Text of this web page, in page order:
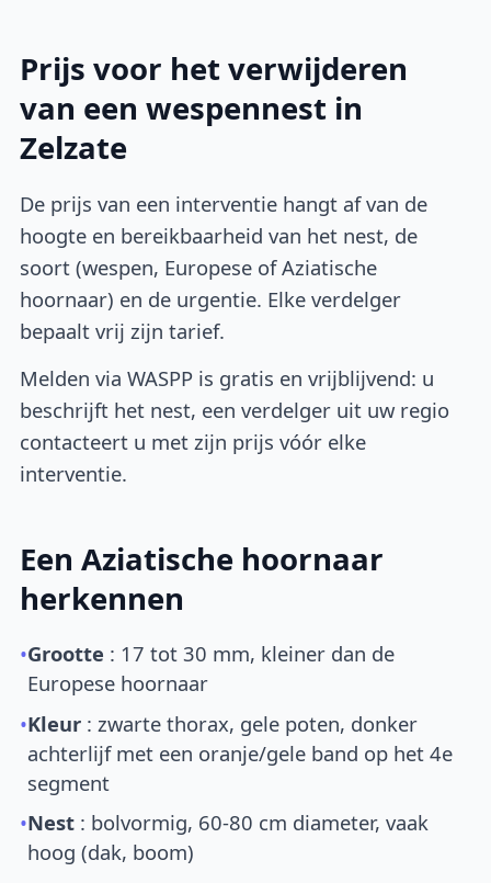
Prijs voor het verwijderen
van een wespennest in
Zelzate
De prijs van een interventie hangt af van de
hoogte en bereikbaarheid van het nest, de
soort (wespen, Europese of Aziatische
hoornaar) en de urgentie. Elke verdelger
bepaalt vrij zijn tarief.
Melden via WASPP is gratis en vrijblijvend: u
beschrijft het nest, een verdelger uit uw regio
contacteert u met zijn prijs vóór elke
interventie.
Een Aziatische hoornaar
herkennen
•Grootte : 17 tot 30 mm, kleiner dan de
Europese hoornaar
•Kleur : zwarte thorax, gele poten, donker
achterlijf met een oranje/gele band op het 4e
segment
•Nest : bolvormig, 60-80 cm diameter, vaak
hoog (dak, boom)